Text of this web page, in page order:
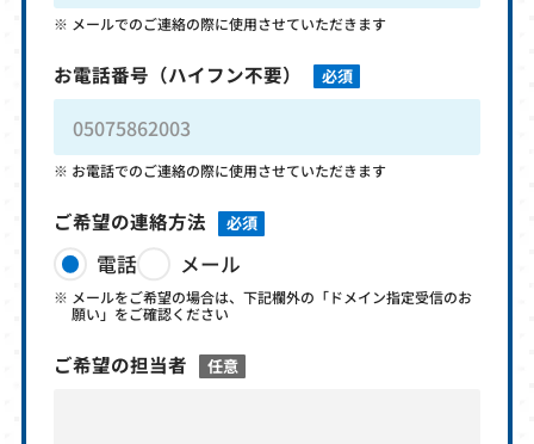
メールでのご連絡の際に使用させていただきます
お電話番号 （ハイフン不要） 必須
お電話でのご連絡の際に使用させていただきます
ご希望の連絡方法 必須
電話 メール
メールをご希望の場合は、下記欄外の「ドメイン指定受信のお
願い」をご確認ください
ご希望の担当者 任意